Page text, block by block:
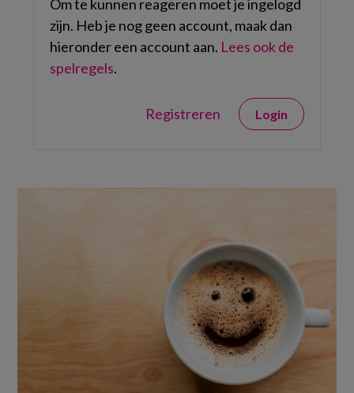
Om te kunnen reageren moet je ingelogd
zijn. Heb je nog geen account, maak dan
hieronder een account aan. Lees ook de
spelregels.
Registreren Login